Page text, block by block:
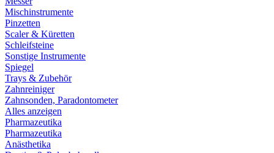
Mischinstrumente
Pinzetten
Scaler & Küretten
Schleifsteine
Sonstige Instrumente
Spiegel
Trays & Zubehör
Zahnreiniger
Zahnsonden, Paradontometer
Alles anzeigen
Pharmazeutika
Pharmazeutika
Anästhetika